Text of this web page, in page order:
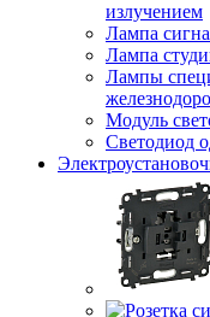
излучением
Лампа
Лампа
Лампы
Модуль
Светодиод